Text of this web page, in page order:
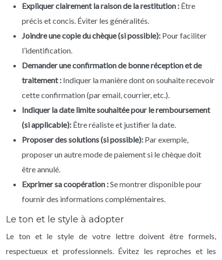
Expliquer clairement la raison de la restitution : Être
précis et concis. Éviter les généralités.
Joindre une copie du chèque (si possible): Pour faciliter
l’identification.
Demander une confirmation de bonne réception et de
traitement : Indiquer la manière dont on souhaite recevoir
cette confirmation (par email, courrier, etc.).
Indiquer la date limite souhaitée pour le remboursement
(si applicable): Être réaliste et justifier la date.
Proposer des solutions (si possible): Par exemple,
proposer un autre mode de paiement si le chèque doit
être annulé.
Exprimer sa coopération :Se montrer disponible pour
fournir des informations complémentaires.
Le ton et le style à adopter
Le ton et le style de votre lettre doivent être formels,
respectueux et professionnels. Évitez les reproches et les